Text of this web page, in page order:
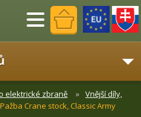
Menu
elektrické zbraně
Vnější díly,
Pažba Crane stock, Classic Army